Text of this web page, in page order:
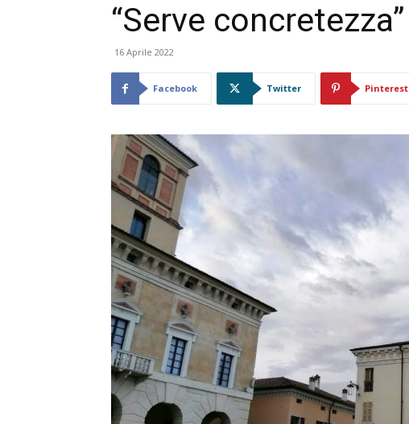
“Serve concretezza”
16 Aprile 2022
Facebook Twitter Pinterest